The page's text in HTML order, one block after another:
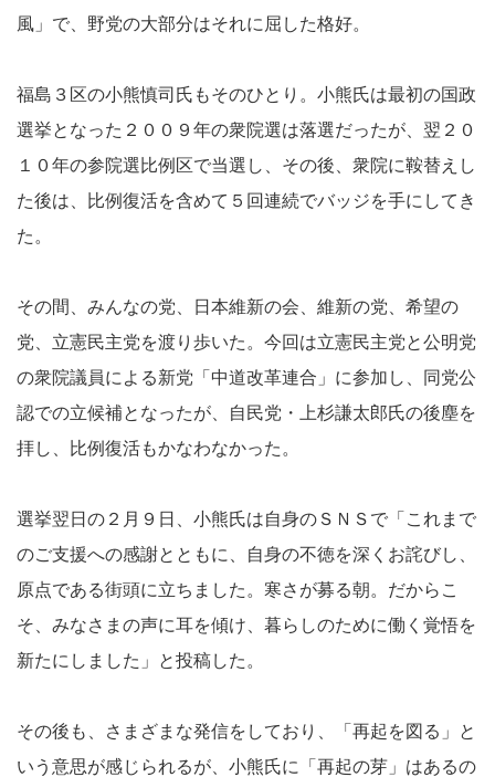
風」で、野党の大部分はそれに屈した格好。
福島３区の小熊慎司氏もそのひとり。小熊氏は最初の国政
選挙となった２００９年の衆院選は落選だったが、翌２０
１０年の参院選比例区で当選し、その後、衆院に鞍替えし
た後は、比例復活を含めて５回連続でバッジを手にしてき
た。
その間、みんなの党、日本維新の会、維新の党、希望の
党、立憲民主党を渡り歩いた。今回は立憲民主党と公明党
の衆院議員による新党「中道改革連合」に参加し、同党公
認での立候補となったが、自民党・上杉謙太郎氏の後塵を
拝し、比例復活もかなわなかった。
選挙翌日の２月９日、小熊氏は自身のＳＮＳで「これまで
のご支援への感謝とともに、自身の不徳を深くお詫びし、
原点である街頭に立ちました。寒さが募る朝。だからこ
そ、みなさまの声に耳を傾け、暮らしのために働く覚悟を
新たにしました」と投稿した。
その後も、さまざまな発信をしており、「再起を図る」と
いう意思が感じられるが、小熊氏に「再起の芽」はあるの